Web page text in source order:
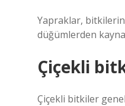
Yapraklar,
düğümlerden
Çiçekli
Çiçekli bitkiler